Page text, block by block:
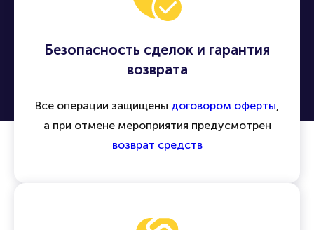
Безопасность сделок и гарантия
возврата
Все операции защищены договором оферты,
а при отмене мероприятия предусмотрен
возврат средств